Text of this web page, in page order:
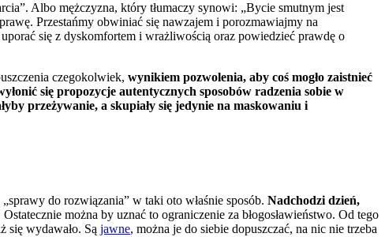
Albo mężczyzna, który tłumaczy synowi: „Bycie smutnym jest
Przestańmy obwiniać się nawzajem i porozmawiajmy na
się z dyskomfortem i wrażliwością oraz powiedzieć prawdę o
czegokolwiek, wynikiem pozwolenia, aby coś mogło zaistnieć
się propozycje autentycznych sposobów radzenia sobie w
przeżywanie, a skupiały się jedynie na maskowaniu i
do rozwiązania” w taki oto właśnie sposób. Nadchodzi dzień,
Ostatecznie można by uznać to ograniczenie za błogosławieństwo. Od tego
się wydawało. Są jawne, można je do siebie dopuszczać, na nic nie trzeba